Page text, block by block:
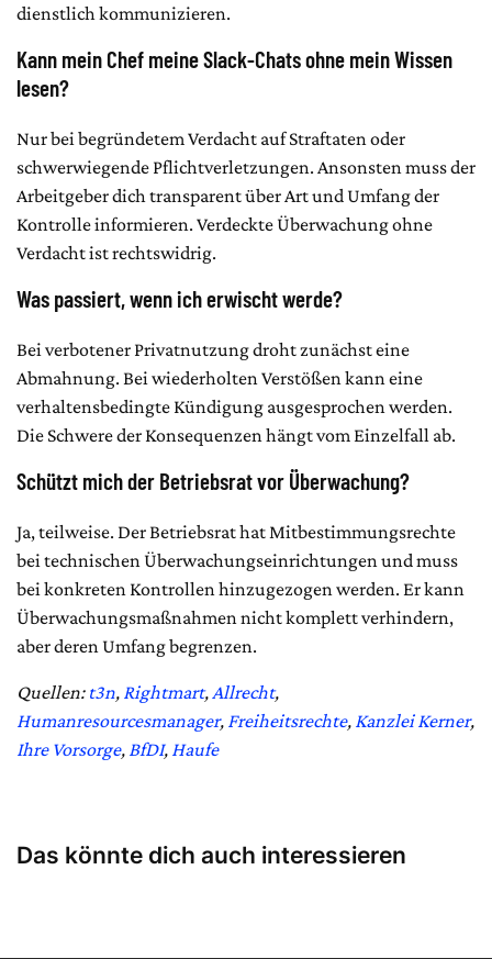
dienstlich kommunizieren.
Kann mein Chef meine Slack-Chats ohne mein Wissen
lesen?
Nur bei begründetem Verdacht auf Straftaten oder
schwerwiegende Pflichtverletzungen. Ansonsten muss der
Arbeitgeber dich transparent über Art und Umfang der
Kontrolle informieren. Verdeckte Überwachung ohne
Verdacht ist rechtswidrig.
Was passiert, wenn ich erwischt werde?
Bei verbotener Privatnutzung droht zunächst eine
Abmahnung. Bei wiederholten Verstößen kann eine
verhaltensbedingte Kündigung ausgesprochen werden.
Die Schwere der Konsequenzen hängt vom Einzelfall ab.
Schützt mich der Betriebsrat vor Überwachung?
Ja, teilweise. Der Betriebsrat hat Mitbestimmungsrechte
bei technischen Überwachungseinrichtungen und muss
bei konkreten Kontrollen hinzugezogen werden. Er kann
Überwachungsmaßnahmen nicht komplett verhindern,
aber deren Umfang begrenzen.
Quellen: t3n, Rightmart,Allrecht,
Humanresourcesmanager, Freiheitsrechte, Kanzlei Kerner,
Ihre Vorsorge, BfDI, Haufe
Das könnte dich auch interessieren